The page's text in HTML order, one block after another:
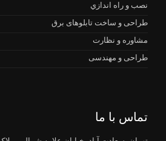
نصب و راه اندازي
طراحی و ساخت تابلوهای برق
مشاوره و نظارت
طراحی و مهندسی
تماس با ما